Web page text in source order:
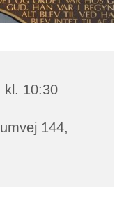
kl. 10:30
144,